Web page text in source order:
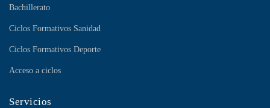
Bachillerato
Ciclos Formativos Sanidad
Ciclos Formativos Deporte
Acceso a ciclos
Servicios